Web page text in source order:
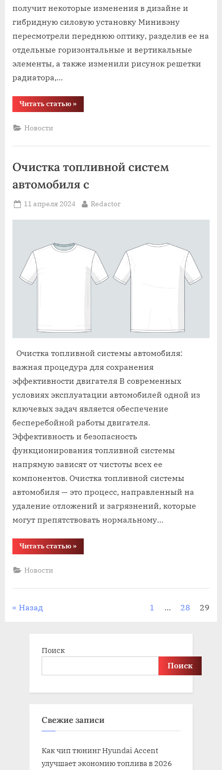
получит некоторые изменения в дизайне и
гибридную силовую установку Минивэну
пересмотрели переднюю оптику, разделив ее на
отдельные горизонтальные и вертикальные
элементы, а также изменили рисунок решетки
радиатора,…
Читать статью“Самый
продаваемый
GL8
обновление”
»
Новости
Очистка топливной систем
автомобиля с
Posted
11 апреля 2024 By
Redactor
Очистка топливной системы автомобиля:
важная процедура для сохранения
эффективности двигателя В современных
условиях эксплуатации автомобилей одной из
ключевых задач является обеспечение
бесперебойной работы двигателя.
Эффективность и безопасность
функционирования топливной системы
напрямую зависят от чистоты всех ее
компонентов. Очистка топливной системы
автомобиля — это процесс, направленный на
удаление отложений и загрязнений, которые
могут препятствовать нормальному…
Читать статью“Очистка
топливной
»
Новости
Пагинация
Назад 1 … 28 29
Поиск
Поиск
Свежие записи
Как чип тюнинг Hyundai Accent
улучшает экономию топлива в 2026